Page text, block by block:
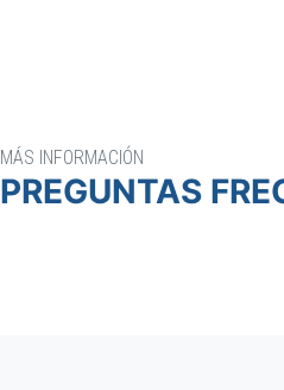
MÁS INFORMACIÓN
PREGUNTAS